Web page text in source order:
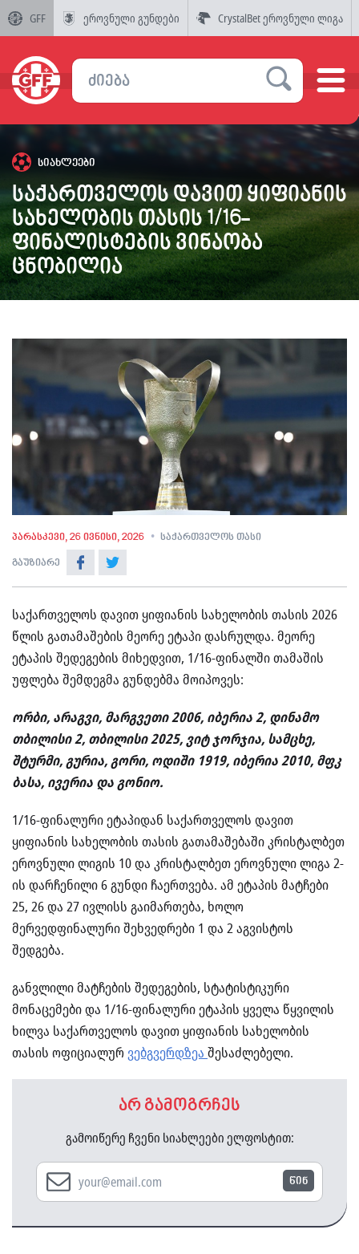
GFF ეროვნული გუნდები CrystalBet ეროვნული ლიგა
სიახლეები
საქართველოს დავით ყიფიანის
სახელობის თასის 1/16-
ფინალისტების ვინაობა
ცნობილია
პარასკევი, 26 ივნისი, 2026 საქართველოს თასი
გაუზიარე
საქართველოს დავით ყიფიანის სახელობის თასის 2026
წლის გათამაშების მეორე ეტაპი დასრულდა. მეორე
ეტაპის შედეგების მიხედვით, 1/16-ფინალში თამაშის
უფლება შემდეგმა გუნდებმა მოიპოვეს:
ორბი, არაგვი, მარგვეთი 2006, იბერია 2, დინამო
თბილისი 2, თბილისი 2025, ვიტ ჯორჯია, სამცხე,
შტურმი, გურია, გორი, ოდიში 1919, იბერია 2010, მფკ
ბასა, ივერია და გონიო.
1/16-ფინალური ეტაპიდან საქართველოს დავით
ყიფიანის სახელობის თასის გათამაშებაში კრისტალბეთ
ეროვნული ლიგის 10 და კრისტალბეთ ეროვნული ლიგა 2-
ის დარჩენილი 6 გუნდი ჩაერთვება. ამ ეტაპის მატჩები
25, 26 და 27 ივლისს გაიმართება, ხოლო
მერვედფინალური შეხვედრები 1 და 2 აგვისტოს
შედგება.
განვლილი მატჩების შედეგების, სტატისტიკური
მონაცემები და 1/16-ფინალური ეტაპის ყველა წყვილის
ხილვა საქართველოს დავით ყიფიანის სახელობის
თასის ოფიციალურ ვებგვერდზეა შესაძლებელი.
არ გამოგრჩეს
გამოიწერე ჩვენი სიახლეები ელფოსტით:
წინ